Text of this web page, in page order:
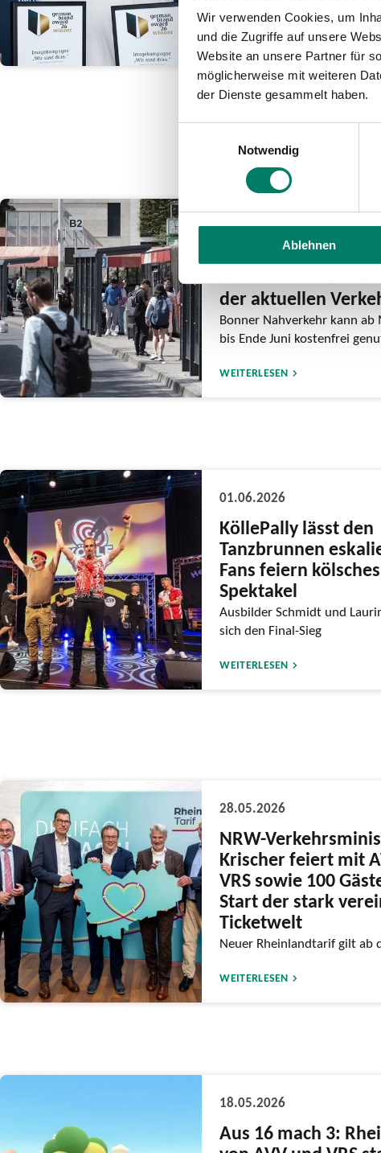
Wir verwenden Cookies, um
und die Zugriffe auf unsere
Website an unsere Partner für
möglicherweise mit weiteren
der Dienste gesammelt haben.
Notwendig
Ablehnen
WEITERLESEN
12.06.2026
Bonner Stadtrat
Maßnahmen zur
der aktuellen
Bonner Nahverkehr kann ab
bis Ende Juni kostenfrei
WEITERLESEN
01.06.2026
KöllePally lässt den
Tanzbrunnen
Fans feiern
Spektakel
Ausbilder Schmidt und
sich den Final-Sieg
WEITERLESEN
28.05.2026
NRW-
Krischer feiert mit
VRS sowie 100
Start der stark
Ticketwelt
Neuer Rheinlandtarif gilt ab
WEITERLESEN
18.05.2026
Aus 16 mach 3: